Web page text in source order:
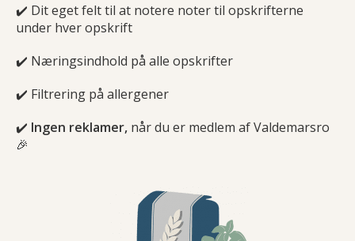
✔️ Dit eget felt til at notere noter til opskrifterne
under hver opskrift
✔️ Næringsindhold på alle opskrifter
✔️ Filtrering på allergener
✔️ Ingen reklamer, når du er medlem af Valdemarsro
🎉